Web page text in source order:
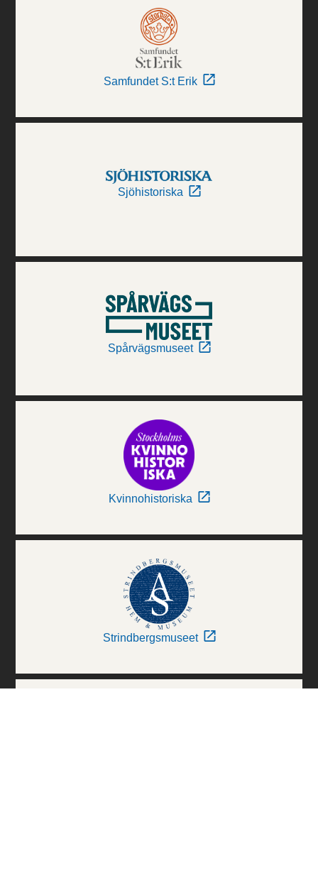
Samfundet S:t Erik
Sjöhistoriska
Spårvägsmuseet
Kvinnohistoriska
Strindbergsmuseet